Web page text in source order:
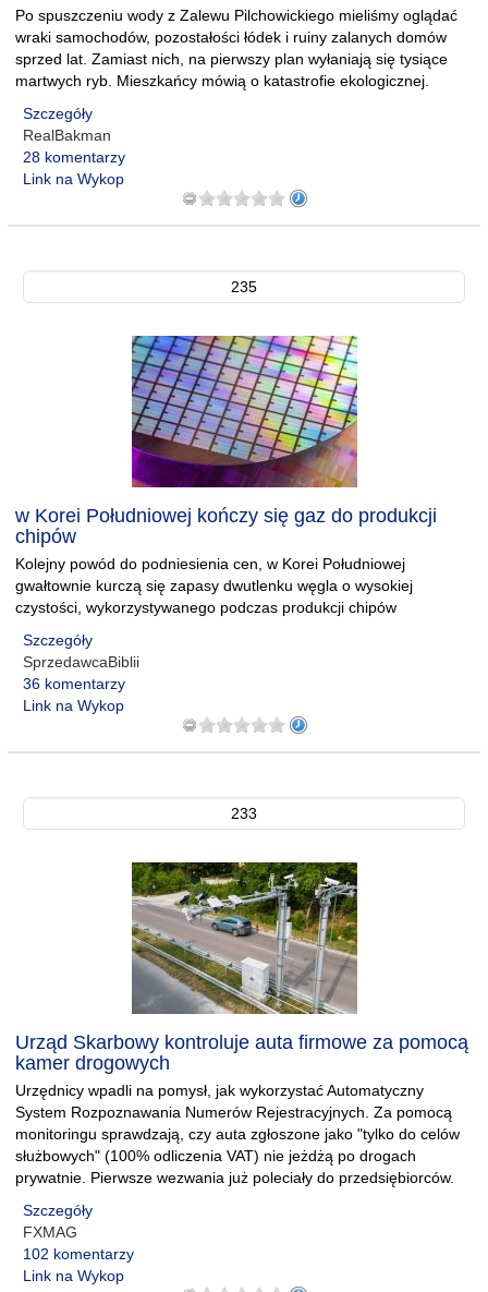
Po spuszczeniu wody z Zalewu Pilchowickiego mieliśmy oglądać
wraki samochodów, pozostałości łódek i ruiny zalanych domów
sprzed lat. Zamiast nich, na pierwszy plan wyłaniają się tysiące
martwych ryb. Mieszkańcy mówią o katastrofie ekologicznej.
Szczegóły
RealBakman
28 komentarzy
Link na Wykop
235
w Korei Południowej kończy się gaz do produkcji
chipów
Kolejny powód do podniesienia cen, w Korei Południowej
gwałtownie kurczą się zapasy dwutlenku węgla o wysokiej
czystości, wykorzystywanego podczas produkcji chipów
Szczegóły
SprzedawcaBiblii
36 komentarzy
Link na Wykop
233
Urząd Skarbowy kontroluje auta firmowe za pomocą
kamer drogowych
Urzędnicy wpadli na pomysł, jak wykorzystać Automatyczny
System Rozpoznawania Numerów Rejestracyjnych. Za pomocą
monitoringu sprawdzają, czy auta zgłoszone jako "tylko do celów
służbowych" (100% odliczenia VAT) nie jeżdżą po drogach
prywatnie. Pierwsze wezwania już poleciały do przedsiębiorców.
Szczegóły
FXMAG
102 komentarzy
Link na Wykop